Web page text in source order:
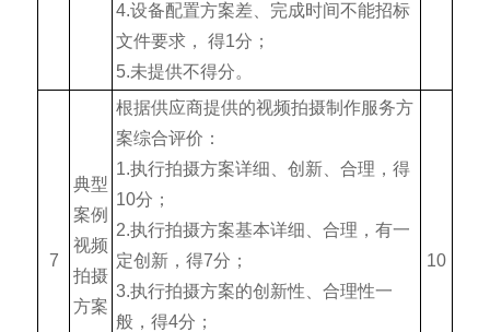
4.设备配置方案差、完成时间不能招标
文件要求， 得1分；
5.未提供不得分。
7
典型
案例
视频
拍摄
方案
根据供应商提供的视频拍摄制作服务方
案综合评价：
1.执行拍摄方案详细、创新、合理，得
10分；
2.执行拍摄方案基本详细、合理，有一
定创新，得7分；
3.执行拍摄方案的创新性、合理性一
般，得4分；
10